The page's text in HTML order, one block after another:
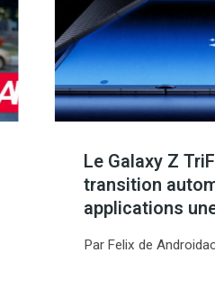
Le Galaxy Z
transition
applications
Par Felix de